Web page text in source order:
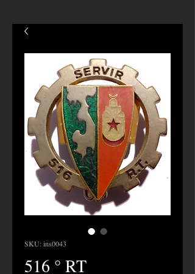
SKU: ins0043
516 ° RT